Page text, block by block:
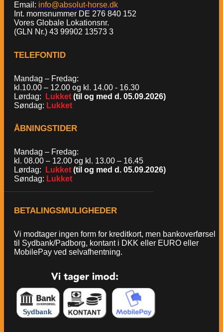
Email: info@absolut-horse.dk
Int. momsnummer DE 276 840 152
Vores Globale Lokationsnr.
(GLN Nr.) 43 99902 13573 3
TELEFONTID
Mandag – Fredag:
kl.10.00 – 12.00 og kl. 14.00 - 16.30
Lørdag:
Lukket (til og med d. 05.09.2026)
Søndag: Lukket
ÅBNINGSTIDER
Mandag – Fredag:
kl. 08.00 – 12.00 og kl. 13.00 – 16.45
Lørdag:
Lukket (til og med d. 05.09.2026)
Søndag: Lukket
BETALINGSMULIGHEDER
Vi modtager ingen form for kreditkort, men bankoverførsel
til Sydbank/Padborg, kontant i DKK eller EURO eller
MobilePay ved selvafhentning.